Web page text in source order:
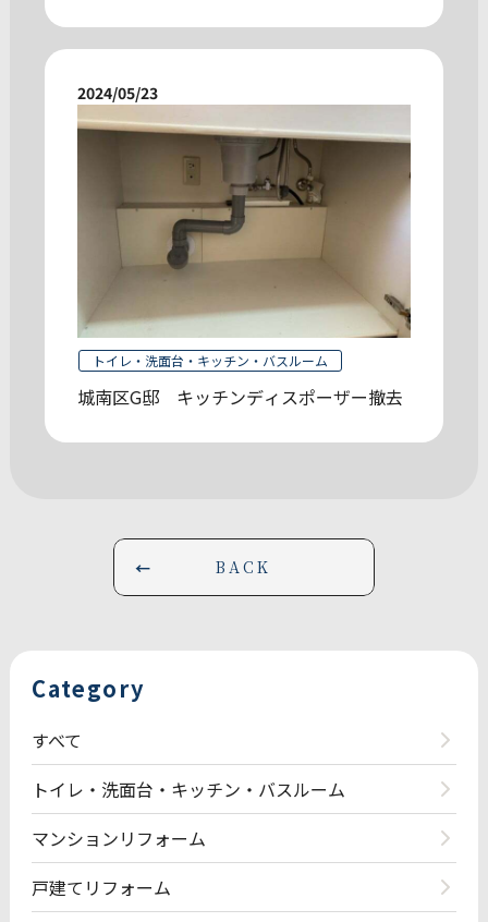
2024/05/23
トイレ・洗面台・キッチン・バスルーム
城南区G邸 キッチンディスポーザー撤去
BACK
Category
すべて
トイレ・洗面台・キッチン・バスルーム
マンションリフォーム
戸建てリフォーム